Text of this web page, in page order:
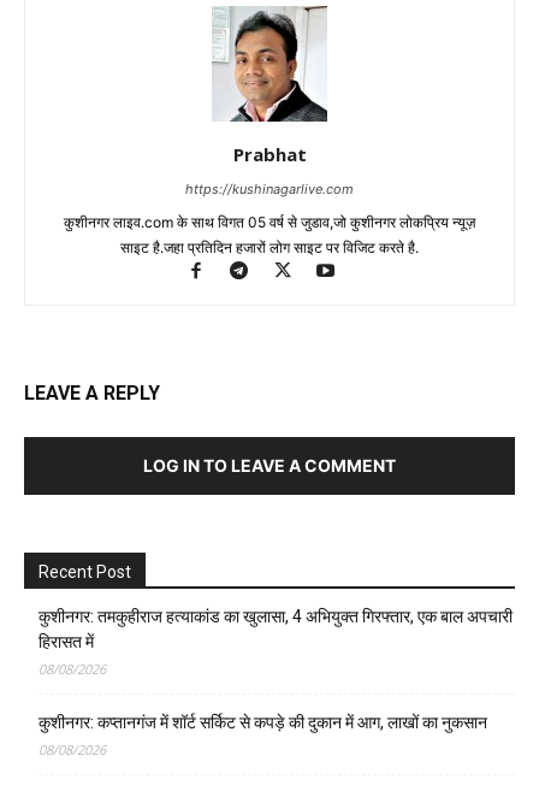
Prabhat
https://kushinagarlive.com
कुशीनगर लाइव.com के साथ विगत 05 वर्ष से जुडाव,जो कुशीनगर लोकप्रिय न्यूज़
साइट है.जहा प्रतिदिन हजारों लोग साइट पर विजिट करते है.
LEAVE A REPLY
LOG IN TO LEAVE A COMMENT
Recent Post
कुशीनगर: तमकुहीराज हत्याकांड का खुलासा, 4 अभियुक्त गिरफ्तार, एक बाल अपचारी
हिरासत में
08/08/2026
कुशीनगर: कप्तानगंज में शॉर्ट सर्किट से कपड़े की दुकान में आग, लाखों का नुकसान
08/08/2026